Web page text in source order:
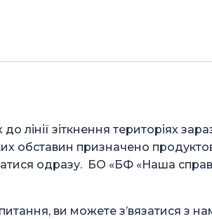
до лінії зіткнення територіях
обставин призначено
одразу. БО «БФ «Наша
ви можете з’вязатися з